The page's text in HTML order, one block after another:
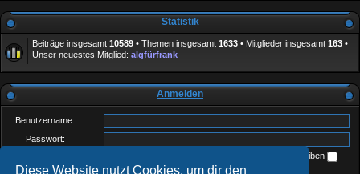
Diese Website nutzt Cookies, um dir den
Statistik
Beiträge insgesamt 10589 • Themen insgesamt 1633 • Mitglieder insgesamt 163 •
Unser neuestes Mitglied: algfürfrank
Anmelden
Benutzername:
Passwort:
Angemeldet bleiben